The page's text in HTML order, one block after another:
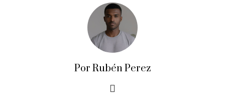
Por Rubén Perez